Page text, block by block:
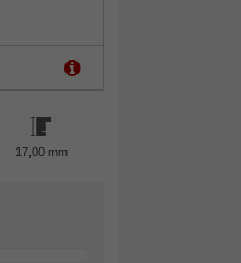
17,00 mm